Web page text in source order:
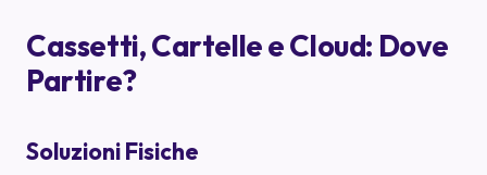
Cassetti, Cartelle e Cloud: Dove
Partire?
Soluzioni Fisiche